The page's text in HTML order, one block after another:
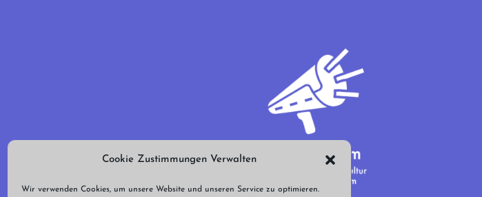
Cookie Zustimmungen Verwalten
Wir verwenden Cookies, um unsere Website und unseren Service zu optimieren.